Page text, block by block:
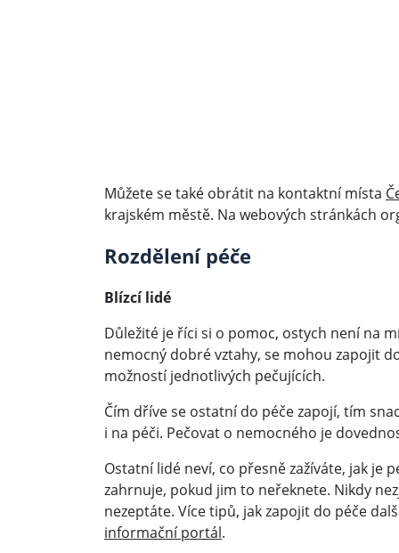
Můžete se také obrátit na kontaktní místa
krajském městě. Na webových stránkách
Rozdělení péče
Blízcí lidé
Důležité je říci si o pomoc, ostych není na
nemocný dobré vztahy, se mohou zapojit
možností jednotlivých pečujících.
Čím dříve se ostatní do péče zapojí, tím
i na péči. Pečovat o nemocného je
Ostatní lidé neví, co přesně zažíváte, jak je
zahrnuje, pokud jim to neřeknete. Nikdy
nezeptáte. Více tipů, jak zapojit do péče
informační portál.